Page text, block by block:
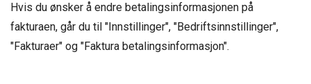
Hvis du ønsker å endre betalingsinformasjonen på
fakturaen, går du til "Innstillinger", "Bedriftsinnstillinger",
"Fakturaer" og "Faktura betalingsinformasjon".